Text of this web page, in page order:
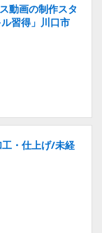
動画の制作スタ
習得」川口市
・仕上げ/未経